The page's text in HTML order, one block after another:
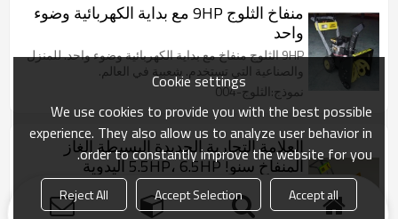
منفاخ الثلوج 9HP مع بداية الكهربائية وضوء
واحد
9HP الثلوج منفاخ مع بداية الكهربائية وضوء واحد. للمنزل
والصناعية التي تستخدم. شعبية في العالم.
نموذج:الثلوج-004
العلامة التجارية الجديدة البسيطة الغاز
المنفاخ سنو! 5.5HP، 6.5HP اليدوية
والكهربائية منفاخ الثلوج بداية!
العلامة التجارية الجديدة تصميم البنزين صغيرة منفاخ
الثلوج. أصغر حجم، وانخفاض الوزن. التخزين سهلة
Cookie settings
We use cookies to provide you with the best possible
experience. They also allow us to analyze user behavior in
order to constantly improve the website for you.
Accept all
Accept Selection
Reject All